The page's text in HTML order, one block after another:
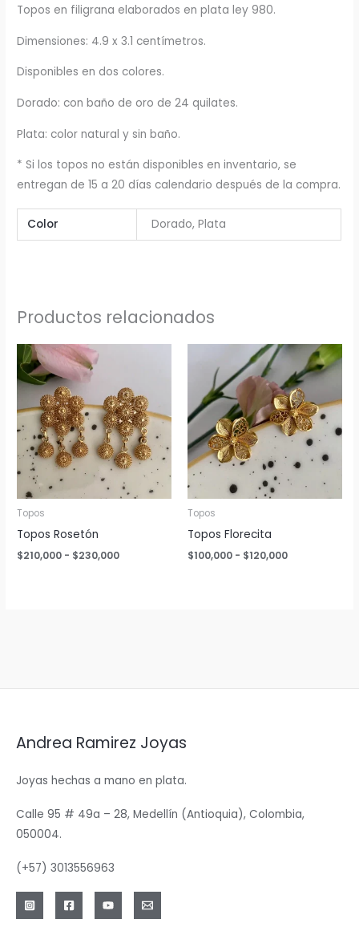
Topos en filigrana elaborados en plata ley 980.
Dimensiones: 4.9 x 3.1 centímetros.
Disponibles en dos colores.
Dorado: con baño de oro de 24 quilates.
Plata: color natural y sin baño.
* Si los topos no están disponibles en inventario, se
entregan de 15 a 20 días calendario después de la compra.
Color Dorado, Plata
Productos relacionados
Topos
Topos Rosetón
$210,000 - $230,000Rango
Topos
Topos Florecita
$100,000 - $120,000Rango
Andrea Ramirez Joyas
Joyas hechas a mano en plata.
Calle 95 # 49a – 28, Medellín (Antioquia), Colombia,
050004.
(+57) 3013556963